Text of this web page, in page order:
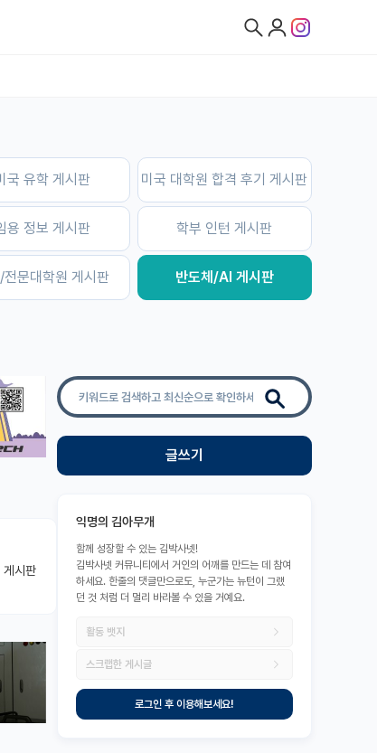
국 유학 게시판 미국 대학원 합격 후기 게시판
용 정보 게시판 학부 인턴 게시판
전문대학원 게시판 반도체/AI 게시판
글쓰기
익명의 김아무개
함께 성장할 수 있는 김박사넷!
김박사넷 커뮤니티에서 거인의 어깨를 만드는 데 참여
하세요. 한줄의 댓글만으로도, 누군가는 뉴턴이 그랬
던 것 처럼 더 멀리 바라볼 수 있을 거예요.
활동 뱃지
스크랩한 게시글
로그인 후 이용해보세요!
게시판